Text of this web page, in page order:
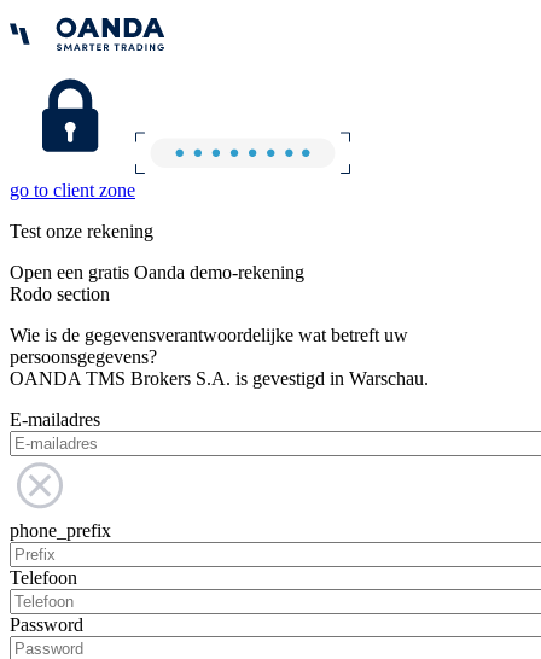
go to client zone
Test onze rekening
Open een gratis Oanda demo-rekening
Rodo section
Wie is de gegevensverantwoordelijke wat betreft uw
persoonsgegevens?
OANDA TMS Brokers S.A. is gevestigd in Warschau.
E-mailadres
phone_prefix
Telefoon
Password